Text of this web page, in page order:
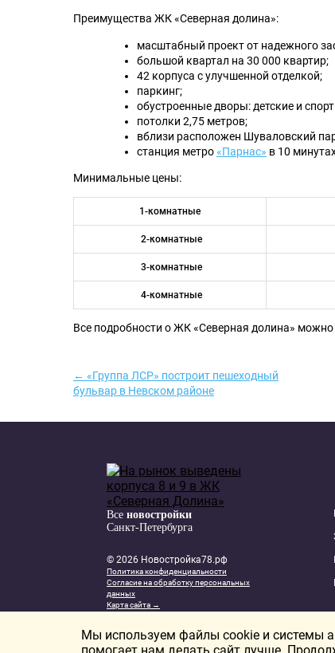
Преимущества ЖК «Северная долина»:
масштабный проект от надежного
большой квартал на 30 000 квартир;
42 корпуса с улучшенной отделкой;
паркинг;
обустроенные дворы: детские и
потолки 2,75 метров;
вблизи расположен Шуваловский
станция метро«Парнас» в 10
Минимальные цены:
1-комнатные
2-комнатные
3-комнатные
4-комнатные
Все подробности о ЖК «Северная долина» можно
← «Группа ЛСР» построит пешеходный
бульвар в Невском районе
Все новостройки
Санкт-Петербурга
© 2026 Новостройка78.рф
Политика конфиденциальности
Согласие на обработку персональных
данных
Карта сайта →
Мы используем файлы cookie и системы